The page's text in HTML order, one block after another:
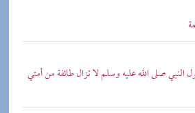
صلى الله عليه وسلم لا تزال طائفة من أمتي